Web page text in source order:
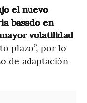
el nuevo
basado en
volatilidad
plazo”, por lo
de adaptación